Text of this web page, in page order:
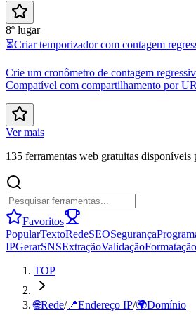
8º lugar
⏳Criar temporizador com contagem
Crie um cronômetro de contagem
Compatível com compartilhamento por
Ver mais
135 ferramentas web gratuitas disponíveis
Favoritos
PopularTextoRedeSEOSegurança
IPGerarSNSExtraçãoValidaçãoFormatação
TOP
🌐Rede/📍Endereço IP/🌍Domínio